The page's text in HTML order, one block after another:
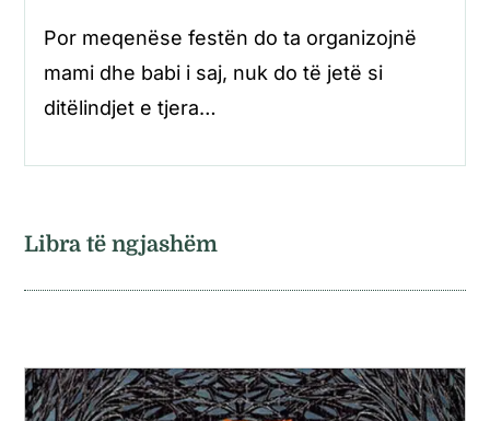
Por meqenëse festën do ta organizojnë
mami dhe babi i saj, nuk do të jetë si
ditëlindjet e tjera…
Libra të ngjashëm